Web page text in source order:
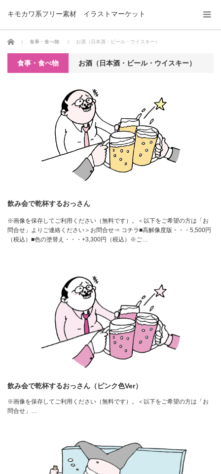
キモカワ系フリー素材 イラストマーケット
ホーム 食事・食べ物 お酒（日本酒・ビール・ウイスキー）
食事・食べ物 お酒（日本酒・ビール・ウイスキー）
飲み会で乾杯するおっさん
※画像を保存してご利用ください（無料です）。＜以下をご希望の方は「お
問合せ」よりご連絡ください＞お問合せ⇒ コチラ■高解像度版・・・5,500円
（税込）■色の塗替え・・・+3,300円（税込）※ご…
飲み会で乾杯するおっさん（ピンク色Ver）
※画像を保存してご利用ください（無料です）。＜以下をご希望の方は「お
問合せ」…